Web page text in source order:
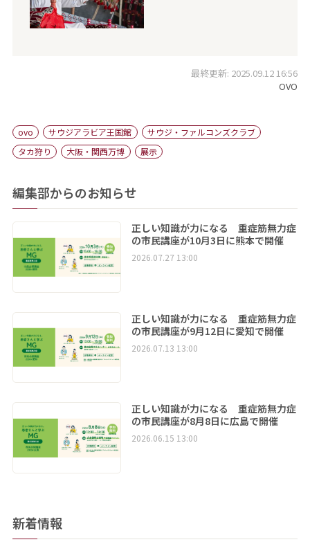
最終更新: 2025.09.12 16:56
OVO
ovo サウジアラビア王国館
サウジ・ファルコンズクラブ
タカ狩り
大阪・関西万博 展示
編集部からのお知らせ
正しい知識が力になる 重症筋無力症
の市民講座が10月3日に熊本で開催
2026.07.27 13:00
正しい知識が力になる 重症筋無力症
の市民講座が9月12日に愛知で開催
2026.07.13 13:00
正しい知識が力になる 重症筋無力症
の市民講座が8月8日に広島で開催
2026.06.15 13:00
新着情報